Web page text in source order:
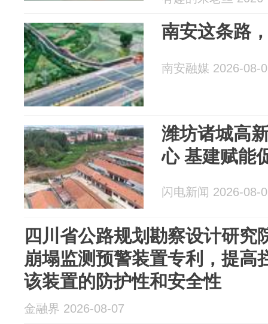
南安这条路
南安融媒 2026-08-
潍坊诸城高
心 基建赋能
闪电新闻 2026-08-
四川省公路规划勘察设计研究
崩塌监测预警装置专利，提高
该装置的防护性和安全性
金融界 2026-08-07